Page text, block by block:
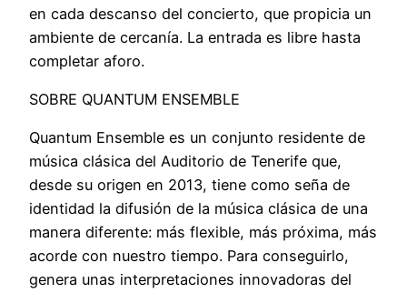
en cada descanso del concierto, que propicia un
ambiente de cercanía. La entrada es libre hasta
completar aforo.
SOBRE QUANTUM ENSEMBLE
Quantum Ensemble es un conjunto residente de
música clásica del Auditorio de Tenerife que,
desde su origen en 2013, tiene como seña de
identidad la difusión de la música clásica de una
manera diferente: más flexible, más próxima, más
acorde con nuestro tiempo. Para conseguirlo,
genera unas interpretaciones innovadoras del